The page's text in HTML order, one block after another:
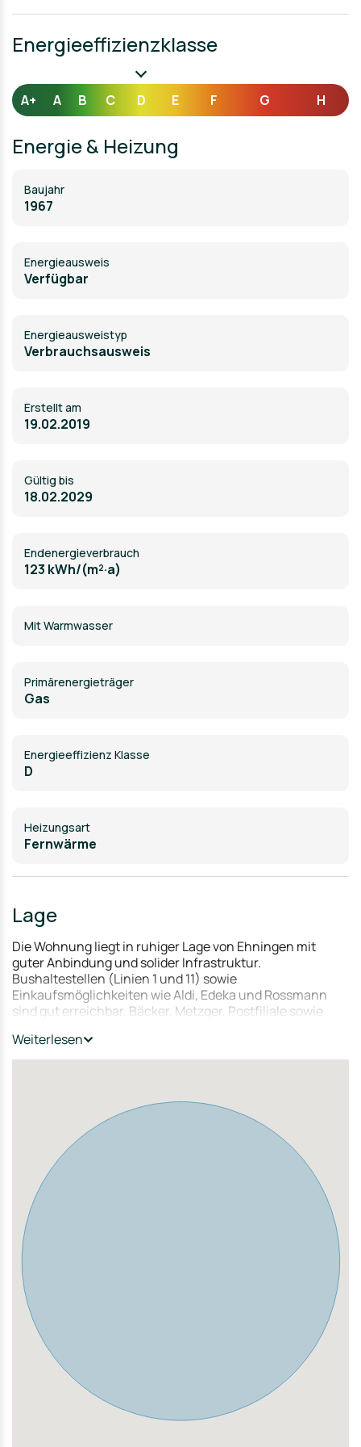
Energieeffizienzklasse
A+ A B C D E F G H
Energie & Heizung
Baujahr
1967
Energieausweis
Verfügbar
Energie­ausweistyp
Verbrauchsausweis
Erstellt am
19.02.2019
Gültig bis
18.02.2029
Endenergieverbrauch
123 kWh/(m²·a)
Mit Warmwasser
Primärenergieträger
Gas
Energieeffizienz Klasse
D
Heizungsart
Fernwärme
Lage
Die Wohnung liegt in ruhiger Lage von Ehningen mit
guter Anbindung und solider Infrastruktur.
Bushaltestellen (Linien 1 und 11) sowie
Einkaufsmöglichkeiten wie Aldi, Edeka und Rossmann
sind gut erreichbar. Bäcker, Metzger, Postfiliale sowie
bietet zudem einen direkten Zugang zur Natur und zur
Aussichtsplattform in Enningen.
Weiterlesen